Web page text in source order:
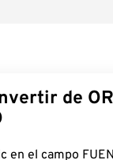
de
en el campo